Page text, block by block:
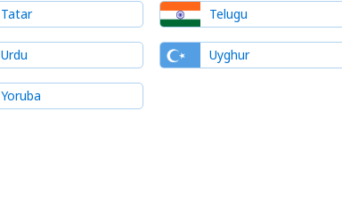
Tatar Telugu
Urdu Uyghur
Yoruba